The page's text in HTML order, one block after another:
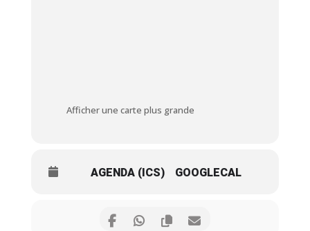
Afficher une carte plus grande
AGENDA (ICS) GOOGLECAL